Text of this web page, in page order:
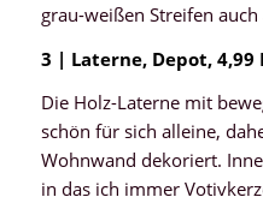
grau-weißen Streifen
3 | Laterne, Depot, 4,99
Die Holz-Laterne mit
schön für sich alleine,
Wohnwand dekoriert.
in das ich immer